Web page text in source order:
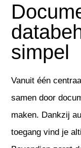
simpel
Vanuit één
samen door
maken. Dankzij
toegang vind je